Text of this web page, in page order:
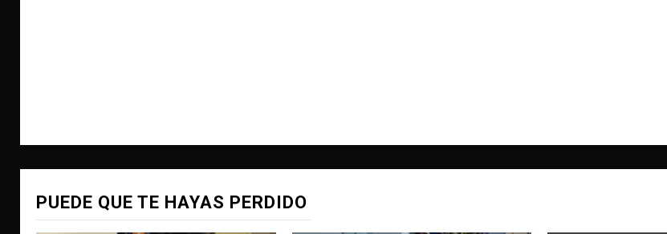
PUEDE QUE TE HAYAS PERDIDO